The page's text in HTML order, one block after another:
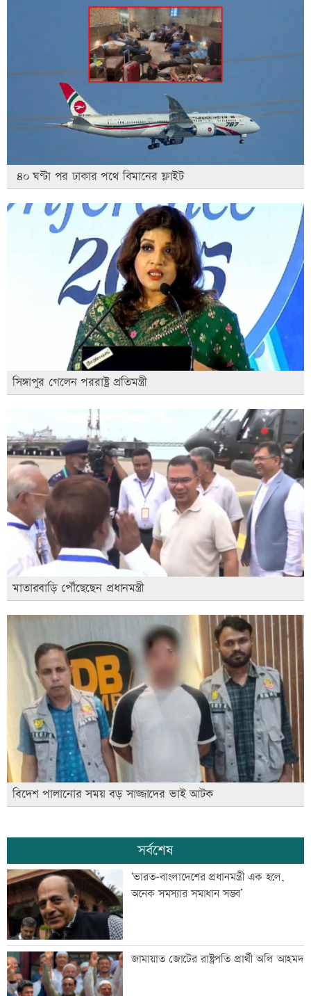
৪০ ঘণ্টা পর ঢাকার পথে বিমানের ফ্লাইট
সিঙ্গাপুর গেলেন পররাষ্ট্র প্রতিমন্ত্রী
মাতারবাড়ি পৌঁছেছেন প্রধানমন্ত্রী
বিদেশ পালানোর সময় বড় সাজ্জাদের ভাই আটক
সর্বশেষ
‘ভারত-বাংলাদেশের প্রধানমন্ত্রী এক হলে,
অনেক সমস্যার সমাধান সম্ভব’
জামায়াত জোটের রাষ্ট্রপতি প্রার্থী অলি আহমদ